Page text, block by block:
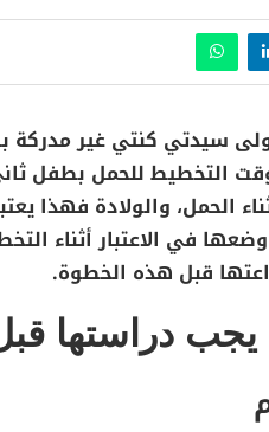
سيدتي كنتي غير مدركة
التخطيط للحمل بطفل
الحمل، والولادة فهذا
في الاعتبار أثناء
قبل هذه الخطوة.
يجب دراستها